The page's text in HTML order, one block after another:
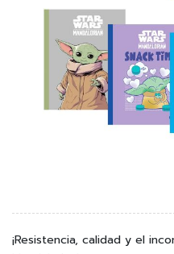
¡Resistencia, calidad y el